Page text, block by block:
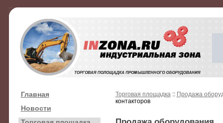
Главная
Новости
Торговая площадка:: Продажа
контакторов